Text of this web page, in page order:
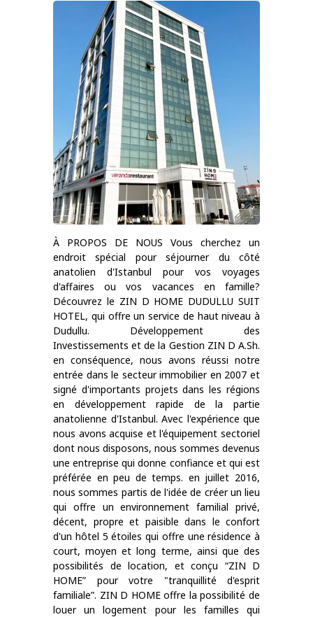
À PROPOS DE NOUS Vous cherchez un
endroit spécial pour séjourner du côté
anatolien d'Istanbul pour vos voyages
d'affaires ou vos vacances en famille?
Découvrez le ZIN D HOME DUDULLU SUIT
HOTEL, qui offre un service de haut niveau à
Dudullu. Développement des
Investissements et de la Gestion ZIN D A.Sh.
en conséquence, nous avons réussi notre
entrée dans le secteur immobilier en 2007 et
signé d'importants projets dans les régions
en développement rapide de la partie
anatolienne d'Istanbul. Avec l'expérience que
nous avons acquise et l'équipement sectoriel
dont nous disposons, nous sommes devenus
une entreprise qui donne confiance et qui est
préférée en peu de temps. en juillet 2016,
nous sommes partis de l'idée de créer un lieu
qui offre un environnement familial privé,
décent, propre et paisible dans le confort
d'un hôtel 5 étoiles qui offre une résidence à
court, moyen et long terme, ainsi que des
possibilités de location, et conçu “ZIN D
HOME” pour votre "tranquillité d'esprit
familiale”. ZIN D HOME offre la possibilité de
louer un logement pour les familles qui